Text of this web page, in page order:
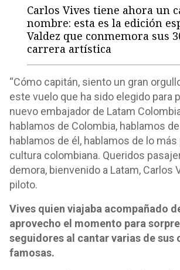
Carlos Vives tiene ahora un
nombre: esta es la edición
Valdez que conmemora sus
carrera artística
“Cómo capitán, siento un gran
este vuelo que ha sido elegido para
nuevo embajador de Latam
hablamos de Colombia, hablamos
hablamos de él, hablamos de lo
cultura colombiana. Queridos
demora, bienvenido a Latam, Carlos
piloto.
Vives quien viajaba acompañado
aprovecho el momento para
seguidores al cantar varias de sus
famosas.